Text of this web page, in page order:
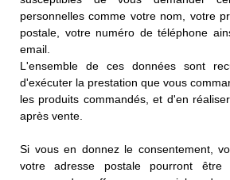
personnelles comme votre nom, votre
postale, votre numéro de téléphone
email.
L'ensemble de ces données sont
d'exécuter la prestation que vous
les produits commandés, et d'en
après vente.
Si vous en donnez le consentement,
votre adresse postale pourront être